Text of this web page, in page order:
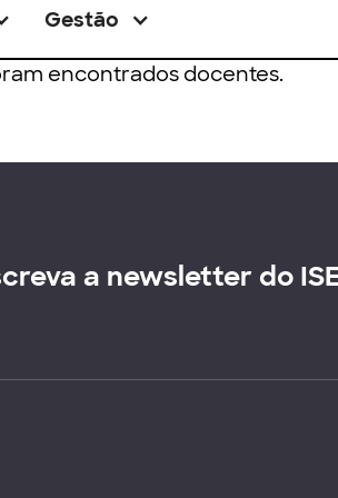
Gestão
encontrados docentes.
a newsletter do